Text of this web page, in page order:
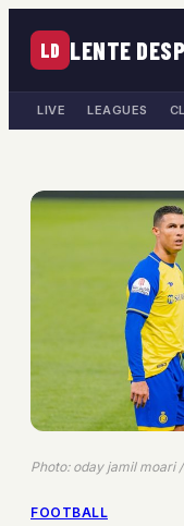
LD LENTE
LIVE LEAGUES
Photo: oday jamil moari
FOOTBALL